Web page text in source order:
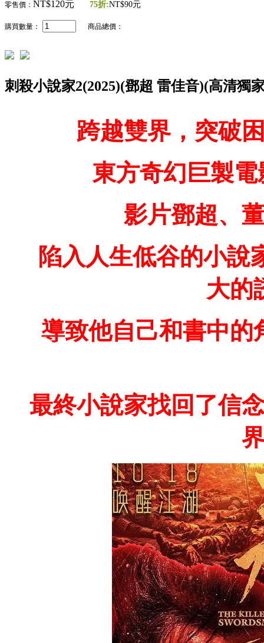
零售價： NT$120元 75折:NT$90元
購買數量： 商品總價：
刺殺小說家2(2025)(鄧超 雷佳音)(高清獨
跨越雙界，突破
東方奇幻巨製
影片鄧超、
陷入人生低谷的小說
大的
導致他自己和書中的
最終小說家找回了信